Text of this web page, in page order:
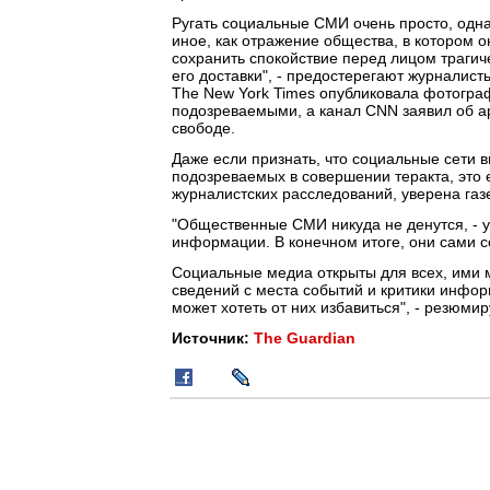
Ругать социальные СМИ очень просто,
иное, как отражение общества, в котором
сохранить спокойствие перед лицом
его доставки", - предостерегают
The New York Times опубликовала
подозреваемыми, а канал CNN заявил об
свободе.
Даже если признать, что социальные
подозреваемых в совершении теракта,
журналистских расследований, уверена
"Общественные СМИ никуда не денутся, -
информации. В конечном итоге, они сами
Социальные медиа открыты для всех, ими
сведений с места событий и критики
может хотеть от них избавиться", -
Источник: The Guardian